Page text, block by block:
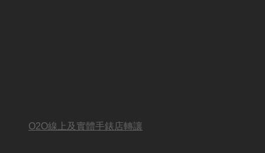
O2O線上及實體手錶店轉讓